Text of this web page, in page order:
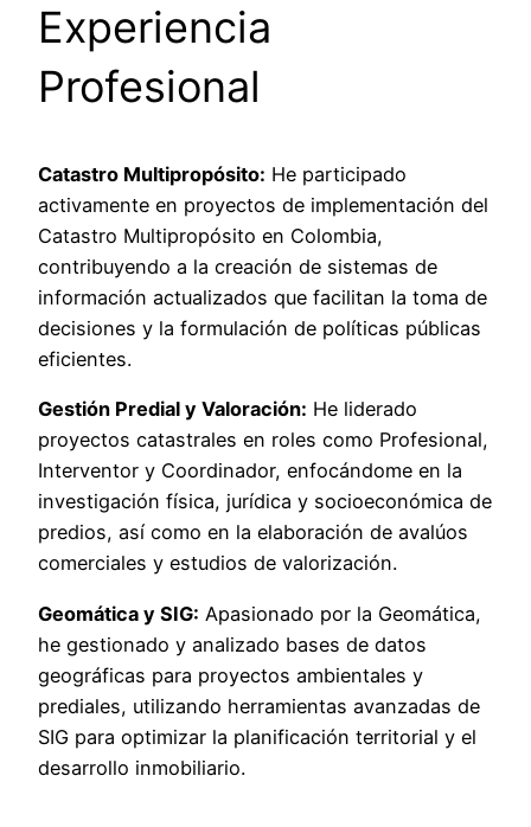
Experiencia
Profesional
Catastro Multipropósito: He participado
activamente en proyectos de implementación del
Catastro Multipropósito en Colombia,
contribuyendo a la creación de sistemas de
información actualizados que facilitan la toma de
decisiones y la formulación de políticas públicas
eficientes.
Gestión Predial y Valoración: He liderado
proyectos catastrales en roles como Profesional,
Interventor y Coordinador, enfocándome en la
investigación física, jurídica y socioeconómica de
predios, así como en la elaboración de avalúos
comerciales y estudios de valorización.
Geomática y SIG: Apasionado por la Geomática,
he gestionado y analizado bases de datos
geográficas para proyectos ambientales y
prediales, utilizando herramientas avanzadas de
SIG para optimizar la planificación territorial y el
desarrollo inmobiliario.